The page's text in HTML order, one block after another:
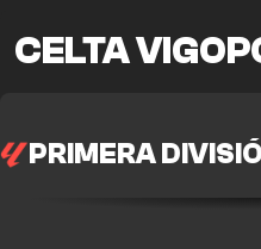
CELTA
PRIMERA